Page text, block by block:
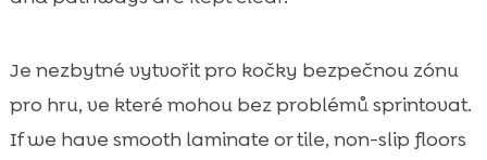
Je nezbytné vytvořit pro kočky bezpečnou zónu
pro hru, ve které mohou bez problémů sprintovat.
If we have smooth laminate or tile, non-slip floors